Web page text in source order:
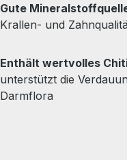
Gute
Krallen- und
Enthält wertvolles
unterstützt die
Darmflora